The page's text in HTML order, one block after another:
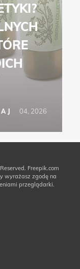
04, 2026
Freepik.com
wyrażasz zgodę na
przeglądarki.